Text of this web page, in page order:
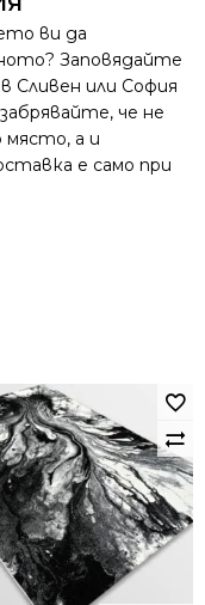
ви да
Заповядайте
Сливен или София
че не
място, а и
е само при